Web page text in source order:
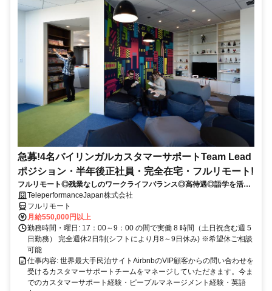
急募!4名バイリンガルカスタマーサポートTeam Lead
ポジション・半年後正社員・完全在宅・フルリモート!
フルリモート◎残業なしのワークライフバランス◎高待遇◎語学を活か
して将来キャリア有望
TeleperformanceJapan株式会社
フルリモート
月給550,000円以上
勤務時間・曜日: 17：00～9：00 の間で実働 8 時間（土日祝含む週 5
日勤務） 完全週休2日制(シフトにより月8～9日休み) ※希望休ご相談
可能
仕事内容: 世界最大手民泊サイトAirbnbのVIP顧客からの問い合わせを
受けるカスタマーサポートチームをマネージしていただきます。今ま
でのカスタマーサポート経験・ピープルマネージメント経験・英語